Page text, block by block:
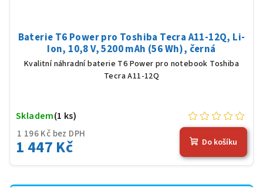
Baterie T6 Power pro Toshiba Tecra A11-12Q, Li-
Ion, 10,8 V, 5200 mAh (56 Wh), černá
Kvalitní náhradní baterie T6 Power pro notebook Toshiba
Tecra A11-12Q
1 196 Kč bez DPH
1 447 Kč
Skladem(1 ks)
Do košíku